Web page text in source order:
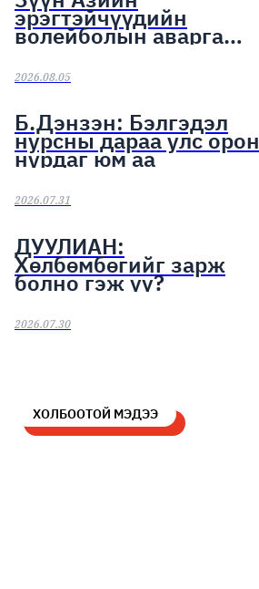
эрэгтэйчүүдийн
волейболын аварга
шалгаруулах тэмцээн
эхэллээ
2026.08.05
Б.Дэнзэн: Бэлгэдэл
нурсны дараа улс орон
нурдаг юм аа
2026.07.31
ДУУЛИАН:
Хөлбөмбөгийг зарж
болно гэж үү?
2026.07.30
ХОЛБООТОЙ МЭДЭЭ